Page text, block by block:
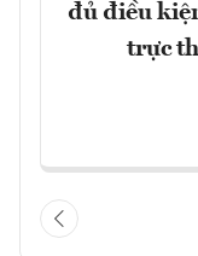
đủ điều
trực